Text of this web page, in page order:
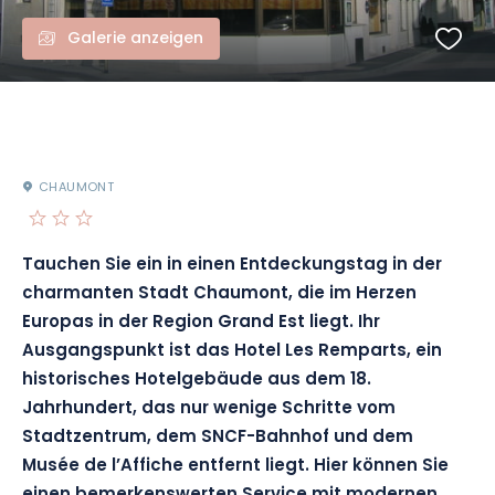
Galerie anzeigen
CHAUMONT
Tauchen Sie ein in einen Entdeckungstag in der
charmanten Stadt Chaumont, die im Herzen
Europas in der Region Grand Est liegt. Ihr
Ausgangspunkt ist das Hotel Les Remparts, ein
historisches Hotelgebäude aus dem 18.
Jahrhundert, das nur wenige Schritte vom
Stadtzentrum, dem SNCF-Bahnhof und dem
Musée de l’Affiche entfernt liegt. Hier können Sie